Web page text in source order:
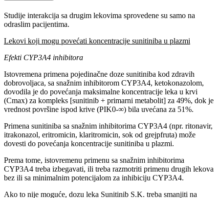
Studije interakcija sa drugim lekovima sprovedene su samo na
odraslim pacijentima.
Lekovi koji mogu povećati koncentracije sunitiniba u plazmi
Efekti CYP3A4 inhibitora
Istovremena primena pojedinačne doze sunitiniba kod zdravih
dobrovoljaca, sa snažnim inhibitorom CYP3A4, ketokonazolom,
dovodila je do povećanja maksimalne koncentracije leka u krvi
(Cmax) za kompleks [sunitinib + primarni metabolit] za 49%, dok je
vrednost površine ispod krive (PIK0-∞) bila uvećana za 51%.
Primena sunitiniba sa snažnim inhibitorima CYP3A4 (npr. ritonavir,
itrakonazol, eritromicin, klaritromicin, sok od grejpfruta) može
dovesti do povećanja koncentracije sunitiniba u plazmi.
Prema tome, istovremenu primenu sa snažnim inhibitorima
CYP3A4 treba izbegavati, ili treba razmotriti primenu drugih lekova
bez ili sa minimalnim potencijalom za inhibiciju CYP3A4.
Ako to nije moguće, dozu leka Sunitinib S.K. treba smanjiti na